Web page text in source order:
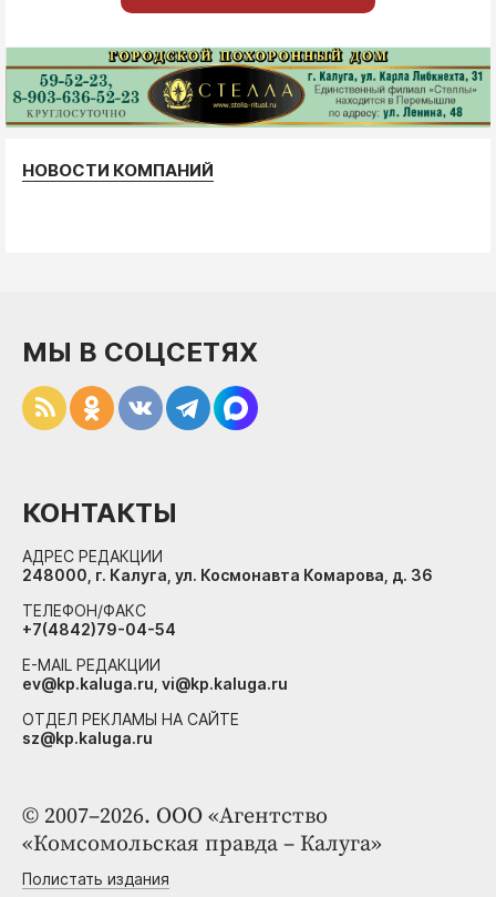
НОВОСТИ КОМПАНИЙ
© 2007–2026. ООО «Агентство
«Комсомольская правда – Калуга»
Полистать издания
МЫ В СОЦСЕТЯХ
КОНТАКТЫ
АДРЕС РЕДАКЦИИ
248000, г. Калуга, ул. Космонавта Комарова, д. 36
ТЕЛЕФОН/ФАКС
+7(4842)79-04-54
E-MAIL РЕДАКЦИИ
ev@kp.kaluga.ru, vi@kp.kaluga.ru
ОТДЕЛ РЕКЛАМЫ НА САЙТЕ
sz@kp.kaluga.ru